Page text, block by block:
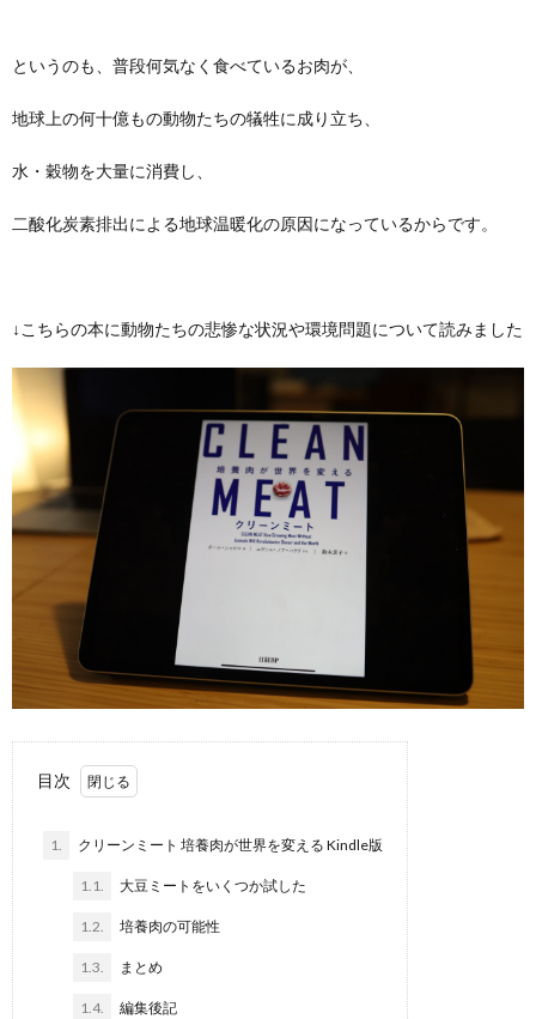
というのも、普段何気なく食べているお肉が、
地球上の何十億もの動物たちの犠牲に成り立ち、
水・穀物を大量に消費し、
二酸化炭素排出による地球温暖化の原因になっているからです。
↓こちらの本に動物たちの悲惨な状況や環境問題について読みました
目次
1. クリーンミート 培養肉が世界を変える Kindle版
1.1. 大豆ミートをいくつか試した
1.2. 培養肉の可能性
1.3. まとめ
1.4. 編集後記